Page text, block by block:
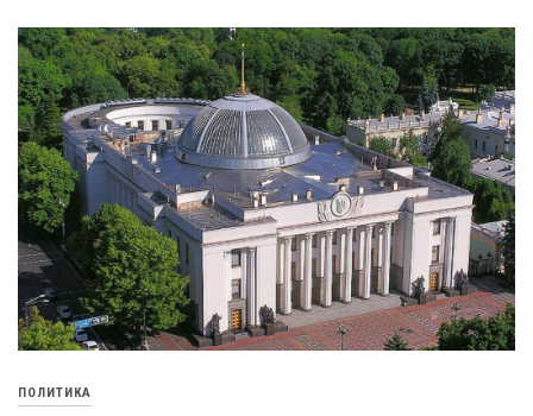
ПОЛИТИКА